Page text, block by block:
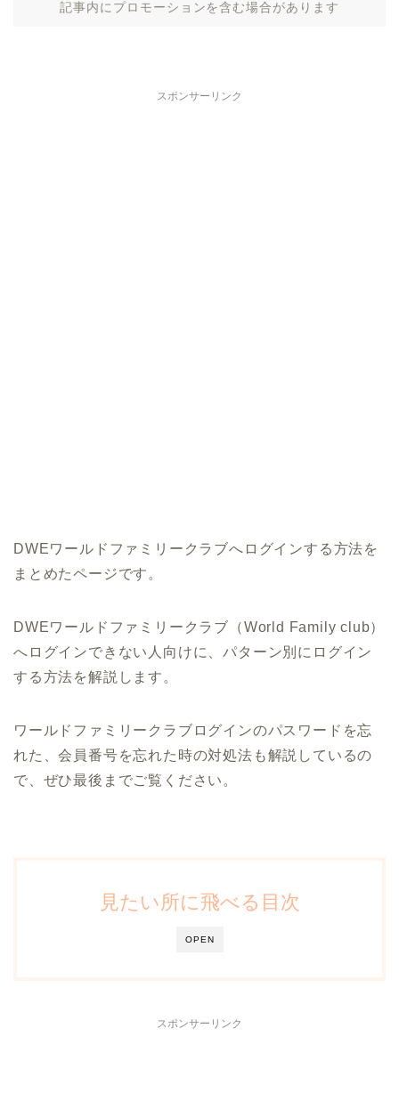
記事内にプロモーションを含む場合があります
スポンサーリンク
DWEワールドファミリークラブへログインする方法を
まとめたページです。
DWEワールドファミリークラブ（World Family club）
へログインできない人向けに、パターン別にログイン
する方法を解説します。
ワールドファミリークラブログインのパスワードを忘
れた、会員番号を忘れた時の対処法も解説しているの
で、ぜひ最後までご覧ください。
OPEN
見たい所に飛べる目次
スポンサーリンク